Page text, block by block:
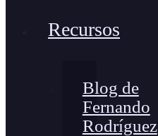
Recursos
Blog de
Fernando
Rodríguez